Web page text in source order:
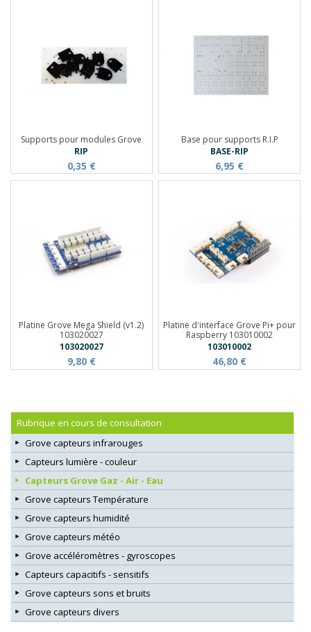
Supports pour modules Grove
RIP
0,35 €
Base pour supports R.I.P
BASE-RIP
6,95 €
Platine Grove Mega Shield (v1.2)
103020027
103020027
9,80 €
Platine d'interface Grove Pi+ pour
Raspberry 103010002
103010002
46,80 €
Rubrique en cours de consultation
Grove capteurs infrarouges
Capteurs lumière - couleur
Capteurs Grove Gaz - Air - Eau
Grove capteurs Température
Grove capteurs humidité
Grove capteurs météo
Grove accéléromètres - gyroscopes
Capteurs capacitifs - sensitifs
Grove capteurs sons et bruits
Grove capteurs divers